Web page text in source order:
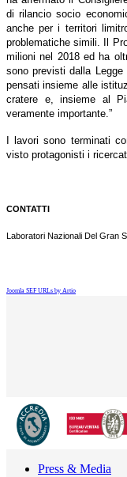
di rilancio socio
anche per i territori
problematiche simili. Il
milioni nel 2018 ed ha
sono previsti dalla
pensati insieme alle
cratere e, insieme al
veramente importante.”
I lavori sono terminati
visto protagonisti i
CONTATTI
Laboratori Nazionali Del Gran
Joomla SEF URLs by Artio
Press & Media